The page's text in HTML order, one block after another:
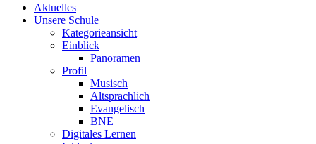
Aktuelles
Unsere Schule
Kategorieansicht
Einblick
Panoramen
Profil
Musisch
Altsprachlich
Evangelisch
BNE
Digitales Lernen